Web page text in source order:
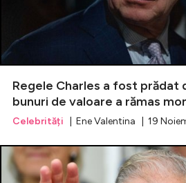
Regele Charles a fost prădat
bunuri de valoare a rămas
Celebrități | Ene Valentina | 19